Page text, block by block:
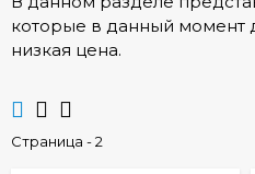
которые в данный момент
низкая цена.
Страница - 2